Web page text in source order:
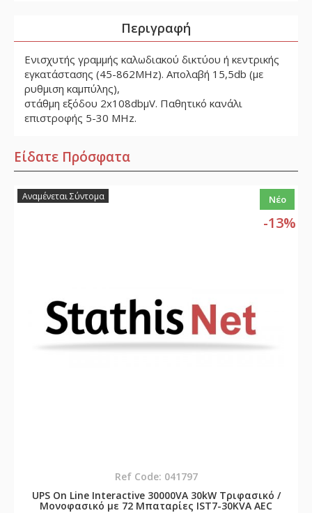
Περιγραφή
Ενισχυτής γραμμής καλωδιακού δικτύου ή κεντρικής
εγκατάστασης (45-862MHz). Απολαβή 15,5db (με
ρυθμιση καμπύλης),
στάθμη εξόδου 2x108dbμV. Παθητικό κανάλι
επιστροφής 5-30 MHz.
Είδατε Πρόσφατα
Νέο
-13%
Αναμένεται Σύντομα
Ref Code: 041797
UPS On Line Interactive 30000VA 30kW Τριφασικό /
Μονοφασικό με 72 Μπαταρίες IST7-30KVA AEC